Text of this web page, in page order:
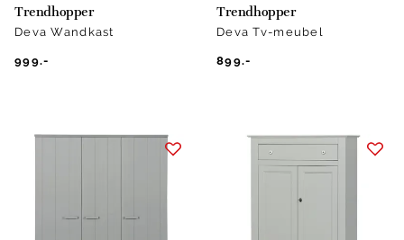
Trendhopper
Deva Wandkast
999.-
Trendhopper
Deva Tv-meubel
899.-